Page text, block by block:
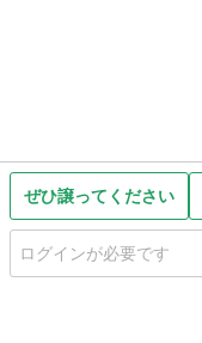
ぜひ譲ってください